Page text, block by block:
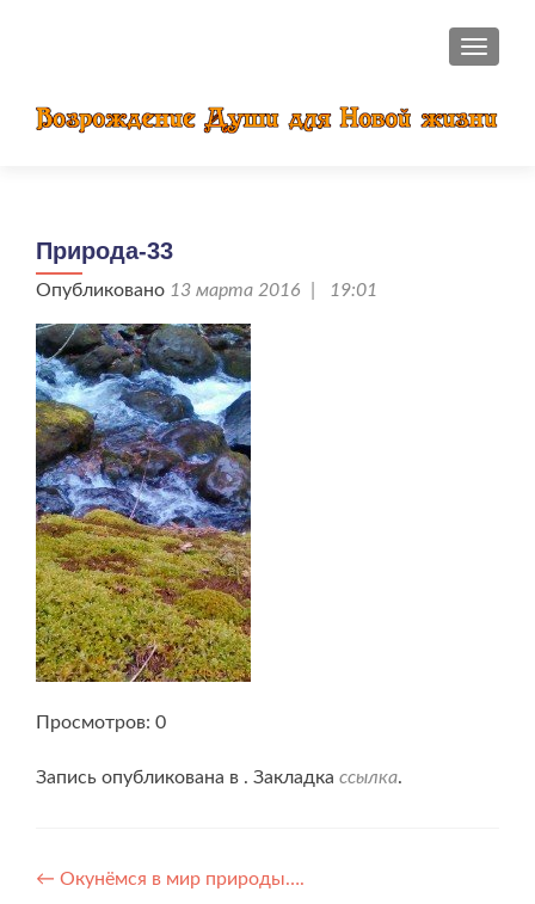
Природа-33
Опубликовано 13 марта 2016 | 19:01
Просмотров: 0
Запись опубликована в . Закладка ссылка.
Навигация
← Окунёмся в мир природы….